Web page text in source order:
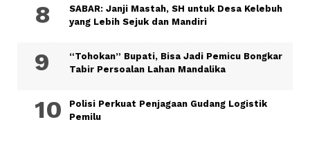
SABAR: Janji Mastah, SH untuk Desa Kelebuh
yang Lebih Sejuk dan Mandiri
“Tohokan” Bupati, Bisa Jadi Pemicu Bongkar
Tabir Persoalan Lahan Mandalika
Polisi Perkuat Penjagaan Gudang Logistik
Pemilu